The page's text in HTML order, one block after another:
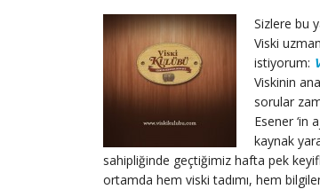
Sizlere bu
Viski
istiyorum:
Viskinin
sorular
Esener ‘in
kaynak
sahipliğinde geçtiğimiz hafta pek
ortamda hem viski tadımı, hem